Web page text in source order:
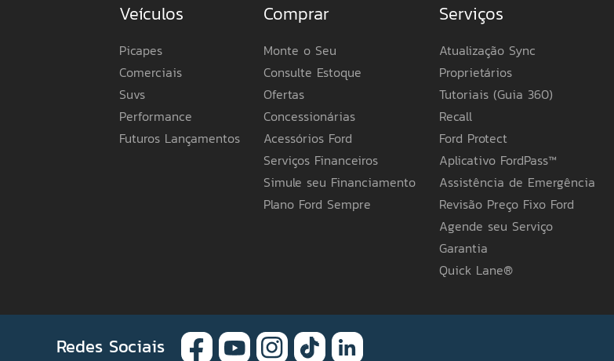
Veículos
Picapes
Comerciais
Suvs
Performance
Futuros Lançamentos
Comprar
Monte o Seu
Consulte Estoque
Ofertas
Concessionárias
Acessórios Ford
Serviços Financeiros
Simule seu Financiamento
Plano Ford Sempre
Serviços
Atualização Sync
Proprietários
Tutoriais (Guia 360)
Recall
Ford Protect
Aplicativo FordPass™
Assistência de Emergência
Revisão Preço Fixo Ford
Agende seu Serviço
Garantia
Quick Lane®
Redes Sociais